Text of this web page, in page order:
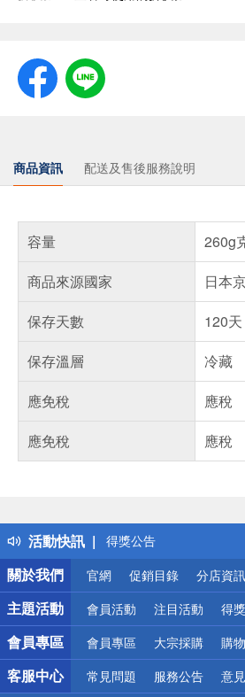
商品資訊 配送及售後服務說明
容量
260g
商品來源國家
日本
保存天數
120天
保存溫層
冷藏
應免稅
應稅
應免稅
應稅
活動快訊
得獎公告
熱門話題
銀行優惠
偏遠地區配送
詐騙網頁！請小心！
關於我們
官網 促銷目錄 分店資訊
主題活動 會員活動 注目活動 得
會員專區 會員專區 大宗採購 購
客服中心 常見問題 服務公告 意